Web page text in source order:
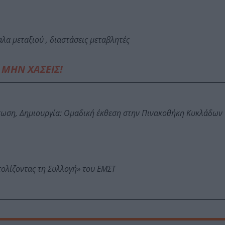
μεταξιού , διαστάσεις μεταβλητές
ΜΗΝ ΧΑΣΕΙΣ!
Δημιουργία: Ομαδική έκθεση στην Πινακοθήκη Κυκλάδων
τη Συλλογή» του ΕΜΣΤ